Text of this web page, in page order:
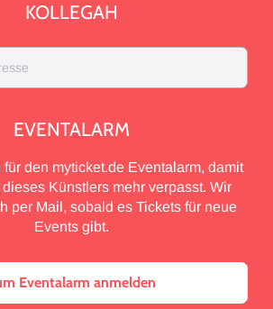
KOLLEGAH
EVENTALARM
den myticket.de Eventalarm, damit
Künstlers mehr verpasst. Wir
per Mail, sobald es Tickets für neue
Events gibt.
Eventalarm anmelden